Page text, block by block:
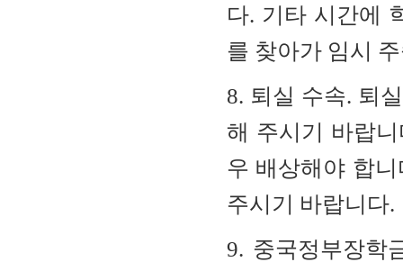
다. 기타 시간에
를 찾아가 임시
8. 퇴실 수속. 퇴
해 주시기 바랍
우 배상해야 합니
주시기 바랍니다.
9. 중국정부장학